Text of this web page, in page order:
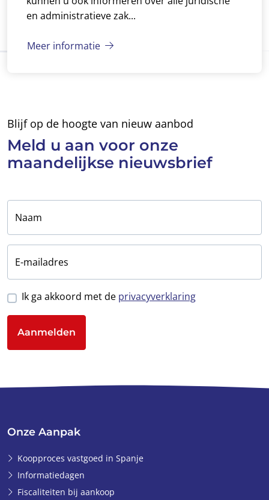
en administratieve zak...
Meer informatie
Blijf op de hoogte van nieuw aanbod
Meld u aan voor onze
maandelijkse nieuwsbrief
Naam
E-mailadres
Ik ga akkoord met de privacyverklaring
Aanmelden
Onze Aanpak
Koopproces vastgoed in Spanje
Informatiedagen
Fiscaliteiten bij aankoop